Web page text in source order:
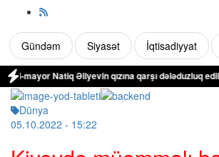
Gündəm Siyasət İqtisadiyyat
mayor Natiq Əliyevin qızına qarşı dələduzluq edildi
Dünya
05.10.2022 - 15:22